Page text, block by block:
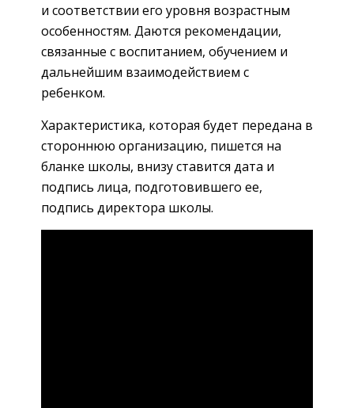
и соответствии его уровня возрастным
особенностям. Даются рекомендации,
связанные с воспитанием, обучением и
дальнейшим взаимодействием с
ребенком.
Характеристика, которая будет передана в
стороннюю организацию, пишется на
бланке школы, внизу ставится дата и
подпись лица, подготовившего ее,
подпись директора школы.